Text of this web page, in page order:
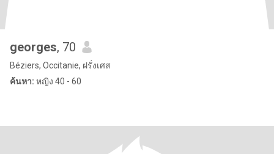
georges, 70
Béziers, Occitanie, ฝรั่งเศส
ค้นหา: หญิง 40 - 60